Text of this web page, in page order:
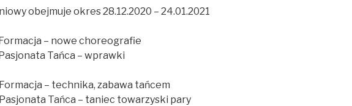
obejmuje okres 28.12.2020 – 24.01.2021
– nowe choreografie
Tańca – wprawki
– technika, zabawa tańcem
Tańca – taniec towarzyski pary